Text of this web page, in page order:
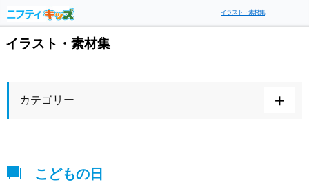
イラスト・素材集
イラスト・素材集
カテゴリー
こどもの日